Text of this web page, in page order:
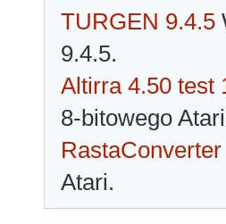
TURGEN 9.4.5
9.4.5.
Altirra 4.50 test
8-bitowego
Atari.